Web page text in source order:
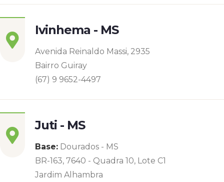
Ivinhema - MS
Avenida Reinaldo Massi, 2935
Bairro Guiray
(67) 9 9652-4497
Juti - MS
Base: Dourados - MS
BR-163, 7640 - Quadra 10, Lote C1
Jardim Alhambra